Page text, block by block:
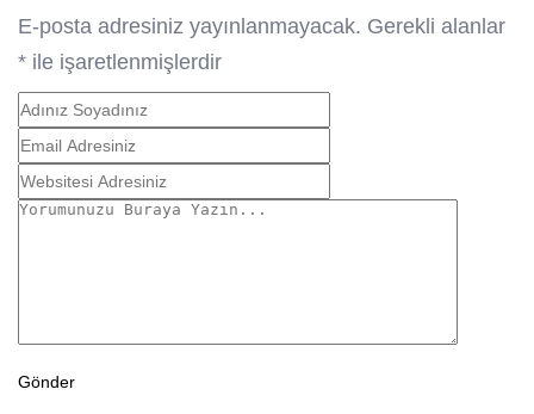
E-posta adresiniz yayınlanmayacak. Gerekli alanlar
* ile işaretlenmişlerdir
Gönder